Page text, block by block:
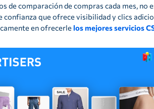
de comparación de compras cada mes,
confianza que ofrece visibilidad y clics
en ofrecerlelos mejores servicios